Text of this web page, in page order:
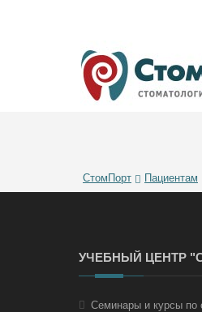
СтомПорт Пациентам
УЧЕБНЫЙ ЦЕНТР
Семинары и курсы по